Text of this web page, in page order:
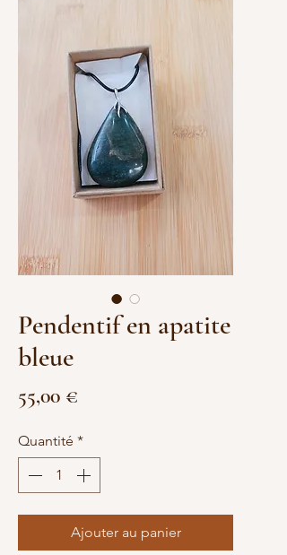
Pendentif en apatite
bleue
55,00 €
Quantité *
Ajouter au panier